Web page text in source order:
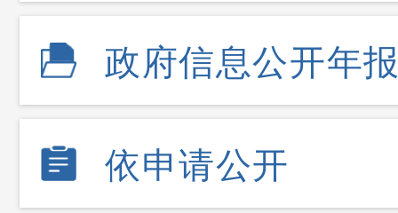
政府信息公开年
依申请公开